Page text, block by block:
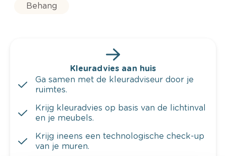
Behang
Kleuradvies aan huis
Ga samen met de kleuradviseur door je
ruimtes.
Krijg kleuradvies op basis van de lichtinval
en je meubels.
Krijg ineens een technologische check-up
van je muren.